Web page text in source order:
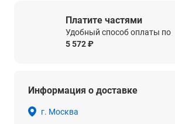
Платите частями
Удобный способ оплаты по
5 572 ₽
Информация о доставке
г. Москва